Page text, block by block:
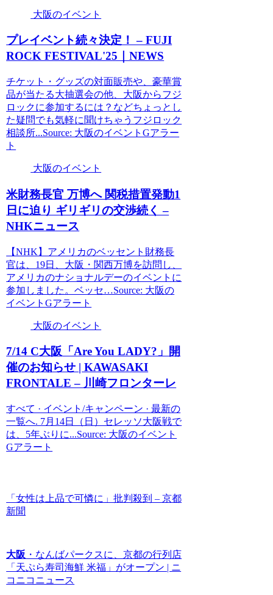
大阪のイベント
プレイベント続々決定！ – FUJI
ROCK FESTIVAL'25｜NEWS
チケット・グッズの対面販売や、豪華賞
品が当たる大抽選会の他、大阪からフジ
ロックに参加するには？などちょっとし
た疑問でも気軽に聞けちゃうフジロック
相談所...Source: 大阪のイベントGアラー
ト
大阪のイベント
米財務長官 万博へ 関税措置発動1
日に迫り ギリギリの交渉続く –
NHKニュース
【NHK】アメリカのベッセント財務長
官は、19日、大阪・関西万博を訪問し、
アメリカのナショナルデーのイベントに
参加しました。ベッセ…Source: 大阪の
イベントGアラート
大阪のイベント
7/14 C大阪 「Are You LADY?」開
催のお知らせ | KAWASAKI
FRONTALE – 川崎フロンターレ
すべて · イベント/キャンペーン · 最新の
一覧へ. 7月14日（日）セレッソ大阪戦で
は、5年ぶりに...Source: 大阪のイベント
Gアラート
「女性は上品で可憐に」批判殺到 – 京都
新聞
大阪 ・なんばパークスに、京都の行列店
「天ぷら寿司海鮮 米福」がオープン | ニ
コニコニュース